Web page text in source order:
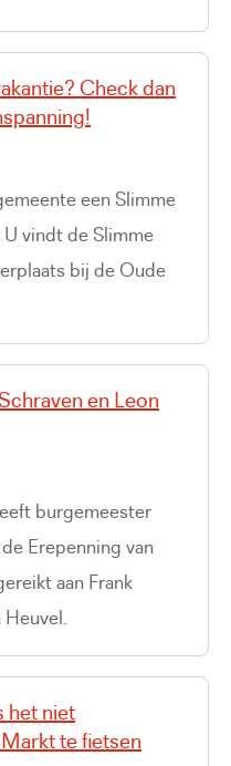
Check dan
een Slimme
vindt de Slimme
bij de Oude
en Leon
burgemeester
Erepenning van
aan Frank
Heuvel.
het niet
te fietsen